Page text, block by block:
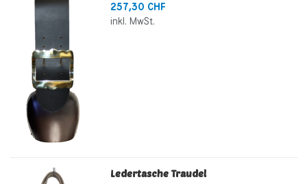
257,30 CHF
inkl. MwSt.
Ledertasche Traudel